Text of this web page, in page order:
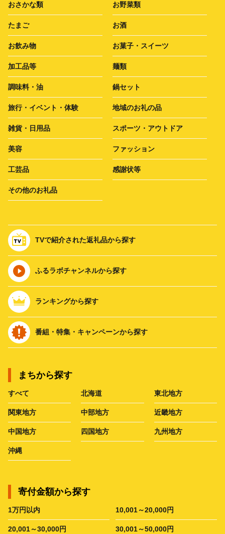
おさかな類 お野菜類
たまご お酒
お飲み物 お菓子・スイーツ
加工品等 麺類
調味料・油 鍋セット
旅行・イベント・体験 地域のお礼の品
雑貨・日用品 スポーツ・アウトドア
美容 ファッション
工芸品 感謝状等
その他のお礼品
TVで紹介された返礼品から探す
ふるラボチャンネルから探す
ランキングから探す
番組・特集・キャンペーンから探す
まちから探す
すべて 北海道 東北地方
関東地方 中部地方 近畿地方
中国地方 四国地方 九州地方
沖縄
寄付金額から探す
1万円以内 10,001～20,000円
20,001～30,000円 30,001～50,000円